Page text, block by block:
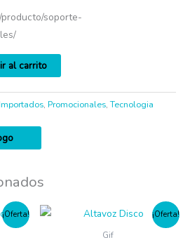
soporte-
al carrito
, Promocionales,Tecnologia
¡Oferta! ¡Oferta!
Gif